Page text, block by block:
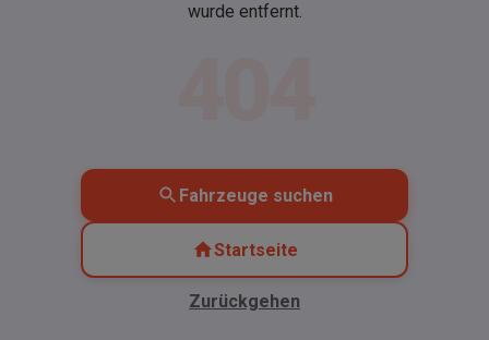
wurde entfernt.
Fahrzeuge suchen
Startseite
Zurückgehen